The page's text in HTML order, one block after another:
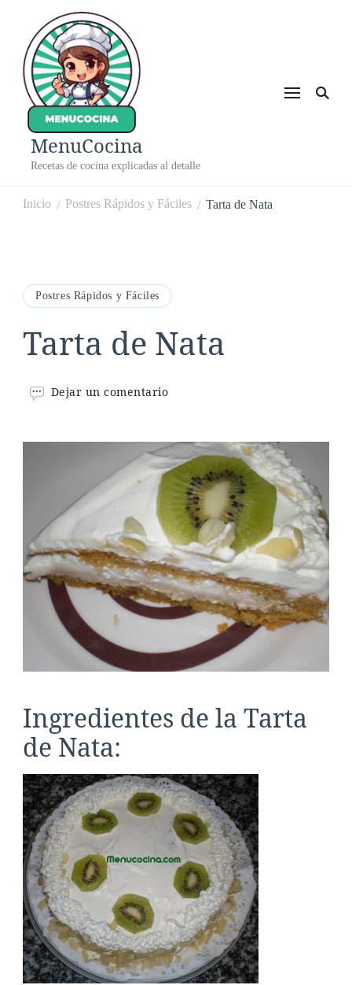
MenuCocina
Recetas de cocina explicadas al detalle
Inicio / Postres Rápidos y Fáciles / Tarta de Nata
Postres Rápidos y Fáciles
Tarta de Nata
Dejar un comentarioen
Nata
Ingredientes de la Tarta
de Nata: